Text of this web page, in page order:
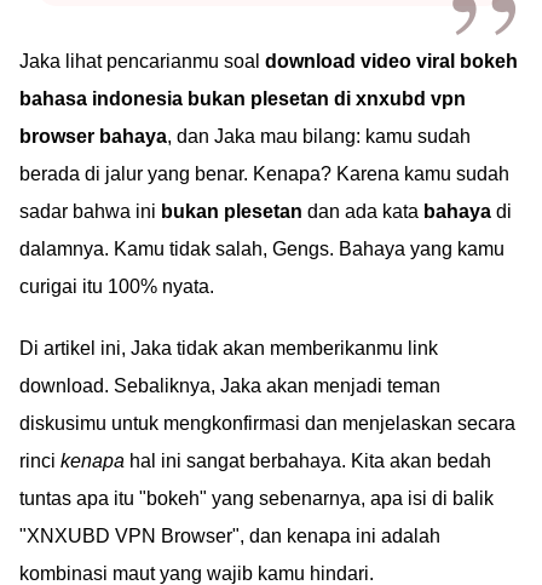
Jaka lihat pencarianmu soal download video viral bokeh
bahasa indonesia bukan plesetan di xnxubd vpn
browser bahaya, dan Jaka mau bilang: kamu sudah
berada di jalur yang benar. Kenapa? Karena kamu sudah
sadar bahwa ini bukan plesetan dan ada kata bahaya di
dalamnya. Kamu tidak salah, Gengs. Bahaya yang kamu
curigai itu 100% nyata.
Di artikel ini, Jaka tidak akan memberikanmu link
download. Sebaliknya, Jaka akan menjadi teman
diskusimu untuk mengkonfirmasi dan menjelaskan secara
rinci kenapa hal ini sangat berbahaya. Kita akan bedah
tuntas apa itu "bokeh" yang sebenarnya, apa isi di balik
"XNXUBD VPN Browser", dan kenapa ini adalah
kombinasi maut yang wajib kamu hindari.